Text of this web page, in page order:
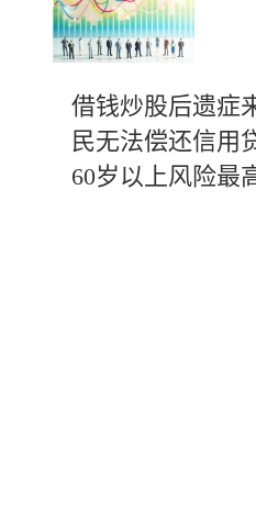
借钱炒股后遗症
民无法偿还信用
60岁以上风险最